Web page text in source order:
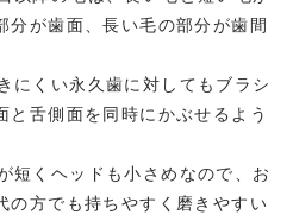
分が歯面、長い毛の部分が歯間
にくい永久歯に対してもブラシ
と舌側面を同時にかぶせるよう
短くヘッドも小さめなので、お
の方でも持ちやすく磨きやすい